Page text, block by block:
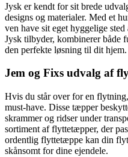
Jysk er kendt for sit brede
designs og materialer. Med et
ven have sit eget hyggelige
Jysk tilbyder, kombinerer både
den perfekte løsning til dit hjem.
Jem og Fixs udvalg af
Hvis du står over for en
must-have. Disse tæpper
skrammer og ridser under
sortiment af flyttetæpper, der
ordentlig flyttetæppe kan din
skånsomt for dine ejendele.